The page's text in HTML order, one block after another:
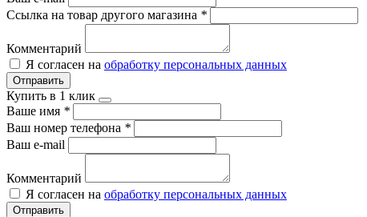
Ссылка на товар другого магазина *
Комментарий
Я согласен на обработку персональных данных
Отправить
Купить в 1 клик
Ваше имя *
Ваш номер телефона *
Ваш e-mail
Комментарий
Я согласен на обработку персональных данных
Отправить